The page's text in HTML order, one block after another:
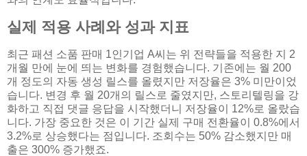
실제 적용 사례와 성과 지표
최근 패션 소품 판매 1인기업 A씨는 위 전략들을 적용한 지 2
개월 만에 눈에 띄는 변화를 경험했습니다. 기존에는 월 200
개 정도의 자동 생성 릴스를 올렸지만 저장율은 3% 미만이었
습니다. 변경 후 월 20개의 릴스로 줄였지만, 스토리텔링을 강
화하고 직접 댓글 응답을 시작했더니 저장율이 12%로 올랐습
니다. 가장 중요한 것은 이 기간 실제 구매 전환율이 0.8%에서
3.2%로 상승했다는 점입니다. 조회수는 50% 감소했지만 매
출은 300% 증가했죠.